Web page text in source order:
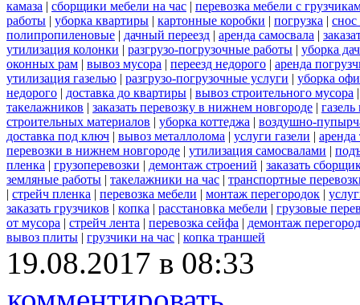
камаза | сборщики мебели на час | перевозка мебели с
работы | уборка квартиры | картонные коробки | погрузка | снос
полипропиленовые | дачный переезд | аренда самосвала |
утилизация колонки | разгрузо-погрузочные работы | уборка
оконных рам | вывоз мусора | переезд недорого | аренда
утилизация газелью | разгрузо-погрузочные услуги | уборка
недорого | доставка до квартиры | вывоз строительного мусора
такелажников | заказать перевозку в нижнем новгороде |
строительных материалов | уборка коттеджа | воздушно-
доставка под ключ | вывоз металлолома | услуги газели | аренда
перевозки в нижнем новгороде | утилизация самосвалами |
пленка | грузоперевозки | демонтаж строений | заказать
земляные работы | такелажники на час | транспортные
| стрейч пленка | перевозка мебели | монтаж перегородок |
заказать грузчиков | копка | расстановка мебели | грузовые
от мусора | стрейч лента | перевозка сейфа | демонтаж
вывоз плиты | грузчики на час | копка траншей
19.08.2017 в 08:33